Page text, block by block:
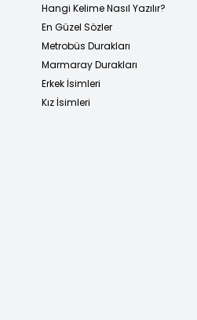
Hangi Kelime Nasıl Yazılır?
En Güzel Sözler
Metrobüs Durakları
Marmaray Durakları
Erkek İsimleri
Kız İsimleri